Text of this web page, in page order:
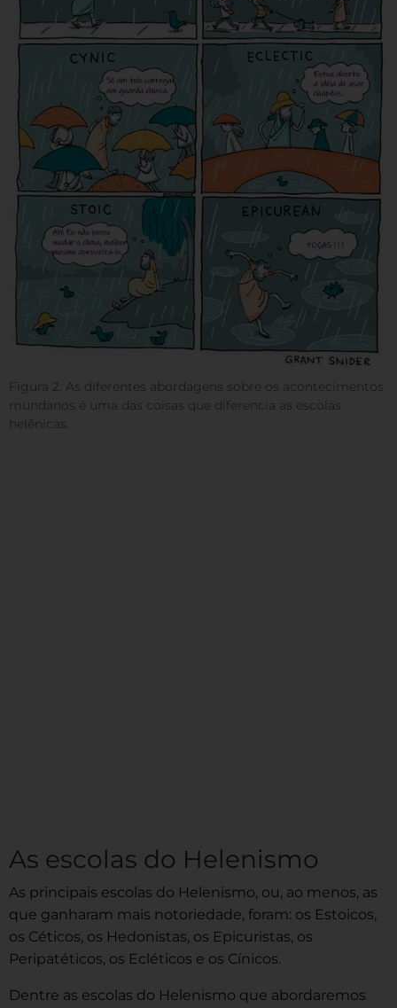
Figura 2. As diferentes abordagens sobre os acontecimentos
mundanos é uma das coisas que diferencia as escolas
helênicas.
As escolas do Helenismo
As principais escolas do Helenismo, ou, ao menos, as
que ganharam mais notoriedade, foram: os Estoicos,
os Céticos, os Hedonistas, os Epicuristas, os
Peripatéticos, os Ecléticos e os Cínicos.
Dentre as escolas do Helenismo que abordaremos